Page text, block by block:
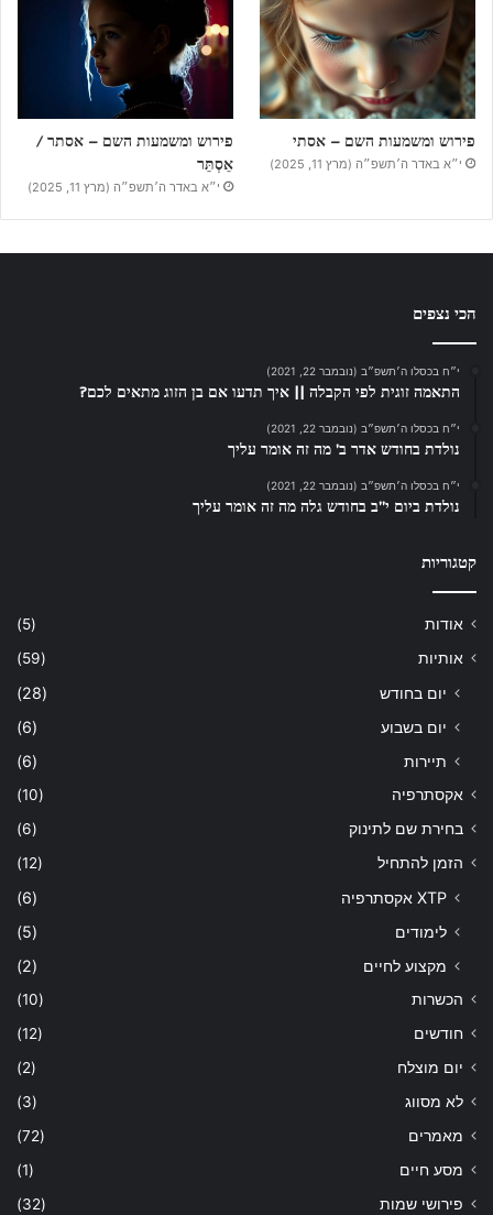
פירוש ומשמעות השם – אסתי
י״א באדר ה׳תשפ״ה (מרץ 11, 2025)
פירוש ומשמעות השם – אסתר /
אֵסְתֵּר
י״א באדר ה׳תשפ״ה (מרץ 11, 2025)
הכי נצפים
י״ח בכסלו ה׳תשפ״ב (נובמבר 22, 2021)
התאמה זוגית לפי הקבלה || איך תדעו אם בן הזוג מתאים לכם?
י״ח בכסלו ה׳תשפ״ב (נובמבר 22, 2021)
נולדת בחודש אדר ב’ מה זה אומר עליך
י״ח בכסלו ה׳תשפ״ב (נובמבר 22, 2021)
נולדת ביום י”ב בחודש גלה מה זה אומר עליך
קטגוריות
אודות
(5)
אותיות
(59)
יום בחודש
(28)
יום בשבוע
(6)
תיירות
(6)
אקסתרפיה
(10)
בחירת שם לתינוק
(6)
הזמן להתחיל
(12)
XTP אקסתרפיה
(6)
לימודים
(5)
מקצוע לחיים
(2)
הכשרות
(10)
חודשים
(12)
יום מוצלח
(2)
לא מסווג
(3)
מאמרים
(72)
מסע חיים
(1)
פירושי שמות
(32)